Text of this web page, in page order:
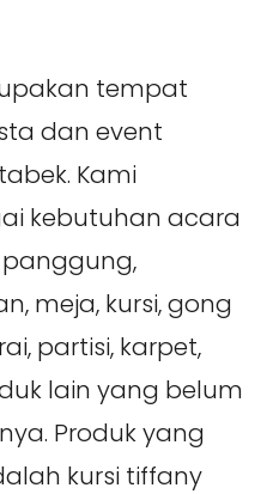
tempat
dan event
Kami
kebutuhan acara
meja, kursi, gong
partisi, karpet,
lain yang belum
Produk yang
kursi tiffany